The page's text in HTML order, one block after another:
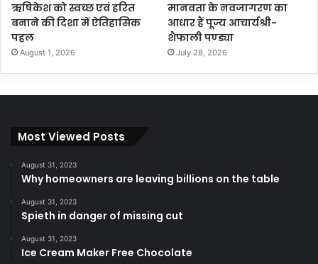
ऋषिकेश को स्वच्छ एवं हरित
बनाने की दिशा में ऐतिहासिक
पहल
August 1, 2026
मानवता के नवजागरण का
आधार हैं पूज्य आचार्यश्री-
शैफाली पण्ड्या
July 28, 2026
Most Viewed Posts
August 31, 2023
Why homeowners are leaving billions on the table
August 31, 2023
Spieth in danger of missing cut
August 31, 2023
Ice Cream Maker Free Chocolate